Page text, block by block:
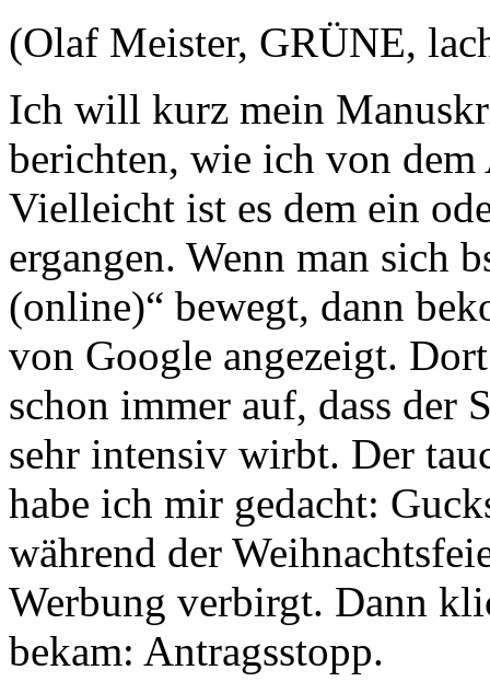
(Olaf Meister, GRÜNE,
Ich will kurz mein
berichten, wie ich von dem
Vielleicht ist es dem ein
ergangen. Wenn man sich
(online)“ bewegt, dann
von Google angezeigt.
schon immer auf, dass der
sehr intensiv wirbt. Der
habe ich mir gedacht:
während der
Werbung verbirgt. Dann
bekam: Antragsstopp.